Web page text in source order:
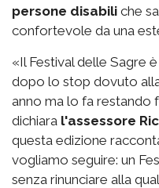
persone disabili che
confortevole da una
«Il Festival delle Sagre
dopo lo stop dovuto
anno ma lo fa restando
dichiara l'assessore
questa edizione
vogliamo seguire: un
senza rinunciare alla